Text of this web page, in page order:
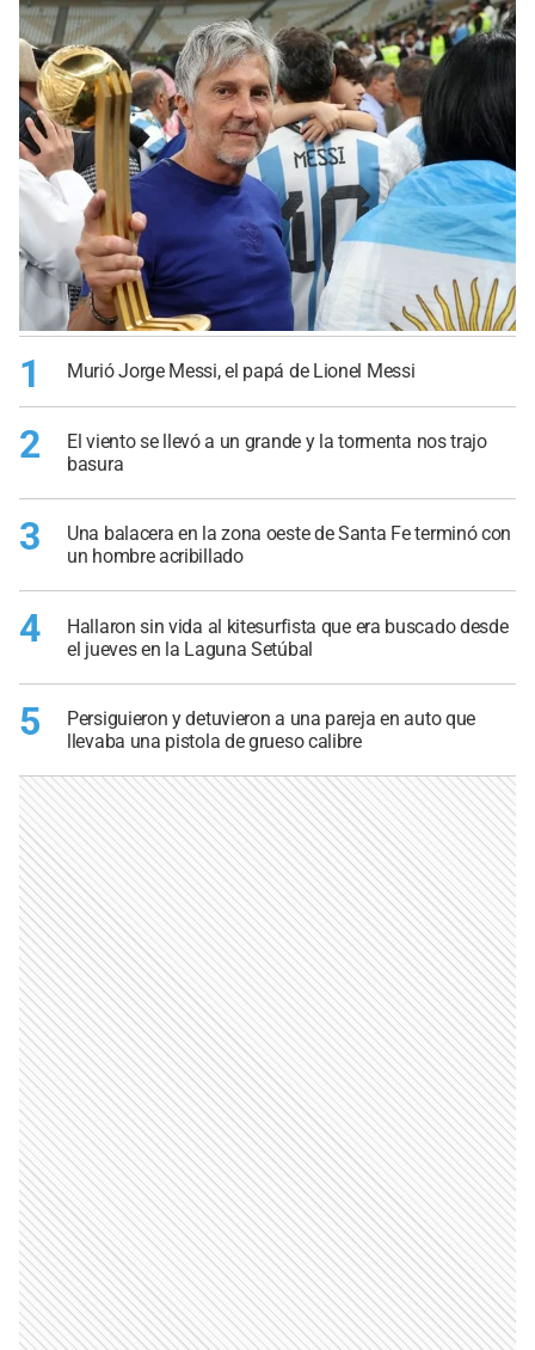
1 Murió Jorge Messi, el papá de Lionel Messi
2
El viento se llevó a un grande y la tormenta nos trajo
basura
3
Una balacera en la zona oeste de Santa Fe terminó con
un hombre acribillado
4
Hallaron sin vida al kitesurfista que era buscado desde
el jueves en la Laguna Setúbal
5
Persiguieron y detuvieron a una pareja en auto que
llevaba una pistola de grueso calibre